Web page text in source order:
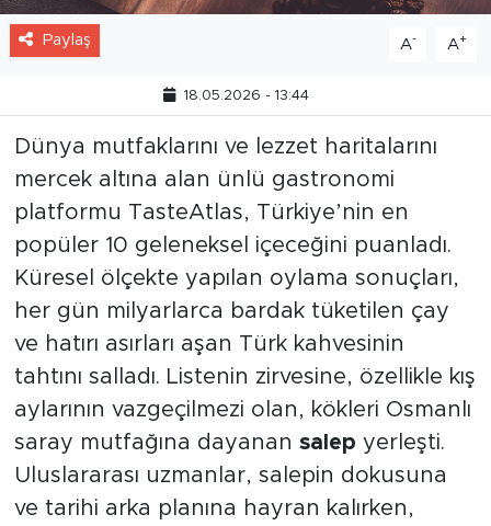
Paylaş A- A+
18.05.2026 - 13:44
Dünya mutfaklarını ve lezzet haritalarını
mercek altına alan ünlü gastronomi
platformu TasteAtlas, Türkiye’nin en
popüler 10 geleneksel içeceğini puanladı.
Küresel ölçekte yapılan oylama sonuçları,
her gün milyarlarca bardak tüketilen çay
ve hatırı asırları aşan Türk kahvesinin
tahtını salladı. Listenin zirvesine, özellikle kış
aylarının vazgeçilmezi olan, kökleri Osmanlı
saray mutfağına dayanan salep yerleşti.
Uluslararası uzmanlar, salepin dokusuna
ve tarihi arka planına hayran kalırken,